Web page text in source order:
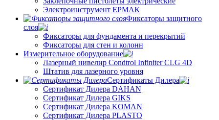
Электроинструмент ЕРМАК
Фиксаторы защитного
слоя
Фиксаторы для фундамента и перекрытий
Фиксаторы для стен и колонн
Измерительное оборудование
Лазерный нивелир Condtrol Infiniter CLG 4D
Штатив для лазерного уровня
Сертификаты Дилера
Сертификат Дилера DAHAN
Сертификат Дилера GIKS
Сертификат Дилера KOMAN
Сертификат Дилера PLASTO